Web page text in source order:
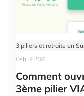
3 piliers et retraite en
Feb, 9 2021
Comment
3ème pilier